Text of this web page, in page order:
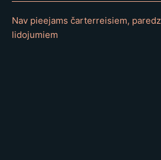
Nav pieejams čarterreisiem,
lidojumiem